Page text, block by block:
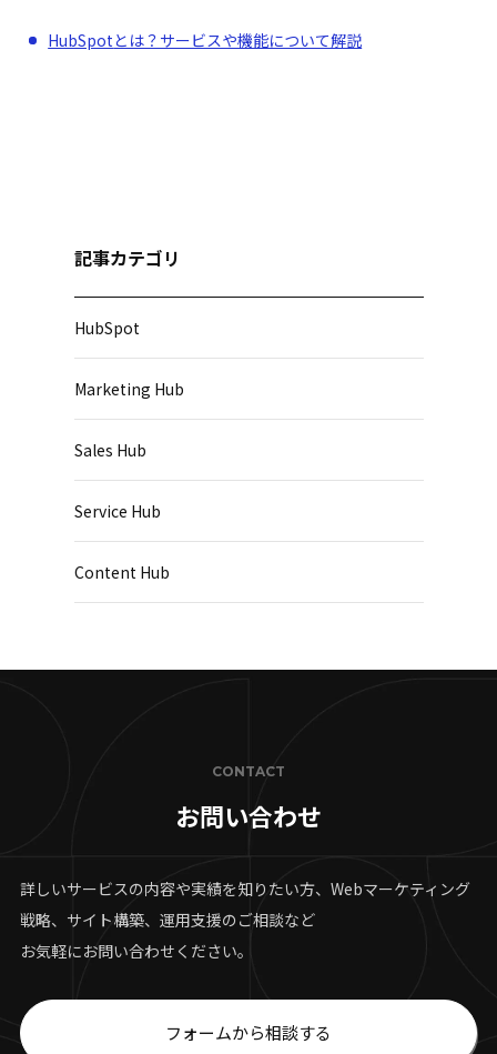
HubSpotとは？サービスや機能について解説
記事カテゴリ
HubSpot
Marketing Hub
Sales Hub
Service Hub
Content Hub
CONTACT
お問い合わせ
詳しいサービスの内容や実績を知りたい方、Webマーケティング
戦略、サイト構築、運用支援のご相談など
お気軽にお問い合わせください。
フォームから相談する